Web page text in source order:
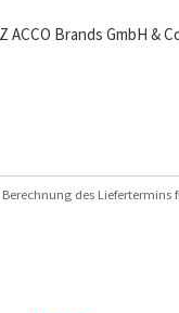
ACCO Brands GmbH &
des Liefertermins